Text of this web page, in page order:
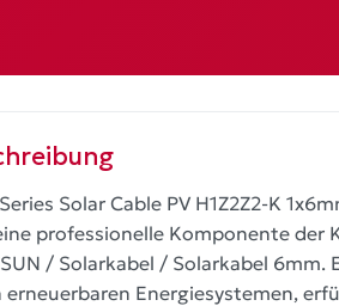
Solar Cable PV H1Z2Z2-K
professionelle Komponente der
/ Solarkabel / Solarkabel
Energiesystemen,